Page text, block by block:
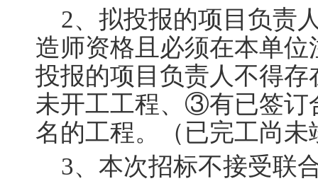
2、拟投报的项目负责
造师资格且必须在本单位
投报的项目负责人不得
未开工工程、③有已签订
名的工程。（已完工尚
3、本次招标不接受联